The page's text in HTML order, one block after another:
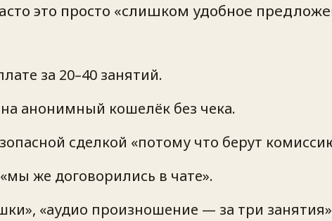
это просто «слишком удобное
за 20–40 занятий.
анонимный кошелёк без чека.
сделкой «потому что берут
же договорились в чате».
«аудио произношение — за три